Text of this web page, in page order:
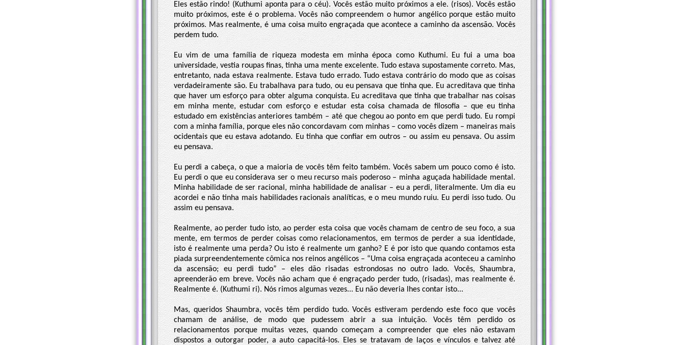
Eles estão rindo! (Kuthumi aponta para o céu). Vocês estão muito próximos a ele. (risos). Vocês estão
muito próximos, este é o problema. Vocês não compreendem o humor angélico porque estão muito
próximos. Mas realmente, é uma coisa muito engraçada que acontece a caminho da ascensão. Vocês
perdem tudo.
Eu vim de uma família de riqueza modesta em minha época como Kuthumi. Eu fui a uma boa
universidade, vestia roupas finas, tinha uma mente excelente. Tudo estava supostamente correto. Mas,
entretanto, nada estava realmente. Estava tudo errado. Tudo estava contrário do modo que as coisas
verdadeiramente são. Eu trabalhava para tudo, ou eu pensava que tinha que. Eu acreditava que tinha
que haver um esforço para obter alguma conquista. Eu acreditava que tinha que trabalhar nas coisas
em minha mente, estudar com esforço e estudar esta coisa chamada de filosofia – que eu tinha
estudado em existências anteriores também – até que chegou ao ponto em que perdi tudo. Eu rompi
com a minha família, porque eles não concordavam com minhas – como vocês dizem – maneiras mais
ocidentais que eu estava adotando. Eu tinha que confiar em outros – ou assim eu pensava. Ou assim
eu pensava.
Eu perdi a cabeça, o que a maioria de vocês têm feito também. Vocês sabem um pouco como é isto.
Eu perdi o que eu considerava ser o meu recurso mais poderoso – minha aguçada habilidade mental.
Minha habilidade de ser racional, minha habilidade de analisar – eu a perdi, literalmente. Um dia eu
acordei e não tinha mais habilidades racionais analíticas, e o meu mundo ruiu. Eu perdi isso tudo. Ou
assim eu pensava.
Realmente, ao perder tudo isto, ao perder esta coisa que vocês chamam de centro de seu foco, a sua
mente, em termos de perder coisas como relacionamentos, em termos de perder a sua identidade,
isto é realmente uma perda? Ou isto é realmente um ganho? E é por isto que quando contamos esta
piada surpreendentemente cômica nos reinos angélicos – “Uma coisa engraçada aconteceu a caminho
da ascensão; eu perdi tudo” – eles dão risadas estrondosas no outro lado. Vocês, Shaumbra,
apreenderão em breve. Vocês não acham que é engraçado perder tudo, (risadas), mas realmente é.
Realmente é. (Kuthumi ri). Nós rimos algumas vezes... Eu não deveria lhes contar isto...
Mas, queridos Shaumbra, vocês têm perdido tudo. Vocês estiveram perdendo este foco que vocês
chamam de análise, de modo que pudessem abrir a sua intuição. Vocês têm perdido os
relacionamentos porque muitas vezes, quando começam a compreender que eles não estavam
dispostos a outorgar poder, a auto capacitá-los. Eles se tratavam de laços e vínculos e talvez até